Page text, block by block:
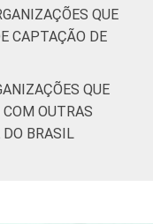
2014
QUE
CAPTAÇÃO DE
QUE
OUTRAS
DO BRASIL